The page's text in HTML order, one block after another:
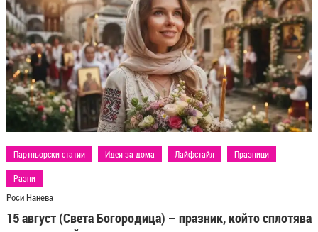
Партньорски статии Идеи за дома Лайфстайл Празници
Разни
Роси Нанева
15 август (Света Богородица) – празник, който сплотява